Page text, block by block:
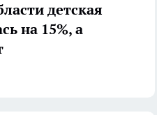
детская
на 15%, а